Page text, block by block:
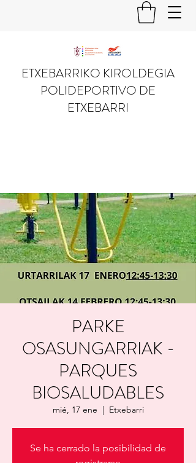
ETXEBARRIKO KIROLDEGIA
POLIDEPORTIVO DE
ETXEBARRI
PARKE
OSASUNGARRIAK -
PARQUES
BIOSALUDABLES
mié, 17 ene
  |
Etxebarri
Se ha cerrado la posibilidad de